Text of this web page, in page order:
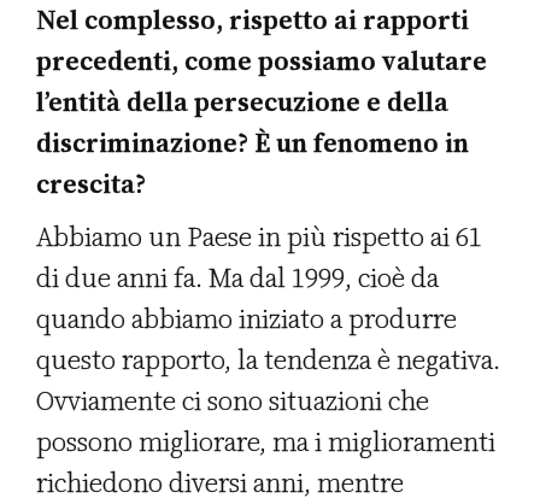
Nel complesso, rispetto ai rapporti
precedenti, come possiamo valutare
l’entità della persecuzione e della
discriminazione? È un fenomeno in
crescita?
Abbiamo un Paese in più rispetto ai 61
di due anni fa. Ma dal 1999, cioè da
quando abbiamo iniziato a produrre
questo rapporto, la tendenza è negativa.
Ovviamente ci sono situazioni che
possono migliorare, ma i miglioramenti
richiedono diversi anni, mentre